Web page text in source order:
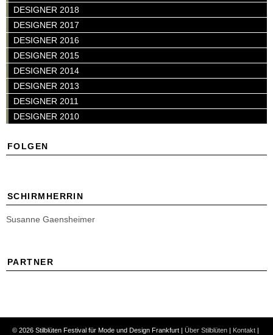
DESIGNER 2018
DESIGNER 2017
DESIGNER 2016
DESIGNER 2015
DESIGNER 2014
DESIGNER 2013
DESIGNER 2011
DESIGNER 2010
FOLGEN
SCHIRMHERRIN
Susanne Gaensheimer
PARTNER
© 2026 Stilblüten Festival für Mode und Design Frankfurt | Über Stilblüten | Kontakt |